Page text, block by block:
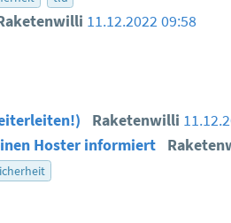
11.12.2022 09:58
Raketenwilli
Hoster informiert